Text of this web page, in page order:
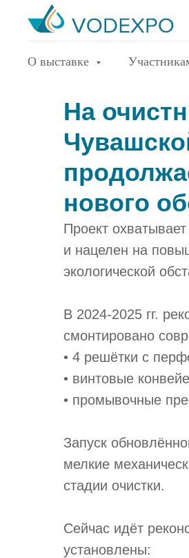
О выставке
На
нового
Проект
и нацелен на
экологической
В 2024-2025 гг.
смонтировано
• 4 решётки с
• винтовые
• промывочные
Запуск
мелкие
стадии очистки.
Сейчас идёт
установлены: